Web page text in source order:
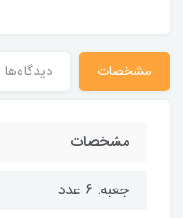
مشخصات دیدگاه‌ها
مشخصات
جعبه: 6 عدد